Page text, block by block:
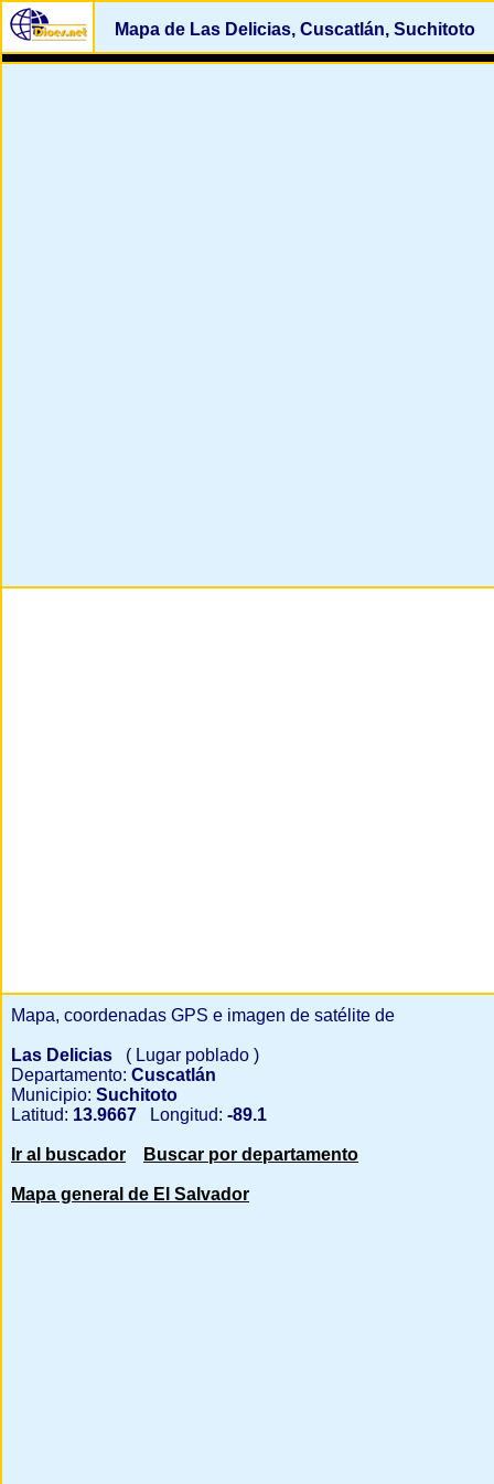
Mapa de Las Delicias, Cuscatlán, Suchitoto
Mapa, coordenadas GPS e imagen de satélite de
Las Delicias
( Lugar poblado )
Departamento: Cuscatlán
Municipio: Suchitoto
Latitud: 13.9667 Longitud: -89.1
Ir al buscador Buscar por departamento
Mapa general de El Salvador